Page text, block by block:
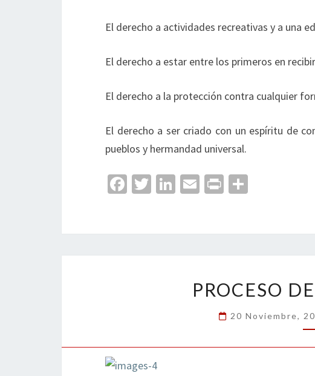
El derecho a actividades recreativas y a una
El derecho a estar entre los primeros en
El derecho a la protección contra cualquier
El derecho a ser criado con un espíritu de
pueblos y hermandad universal.
Fa
o
T
Li
n
E
Pr
ar
tir
PROCESO
20 Noviembre,